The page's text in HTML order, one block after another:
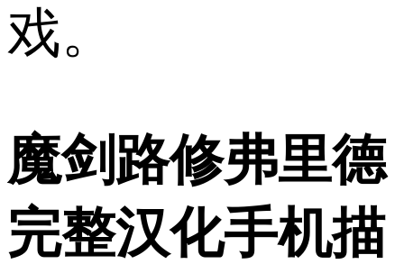
戏。
魔剑路修弗里德
完整汉化手机描